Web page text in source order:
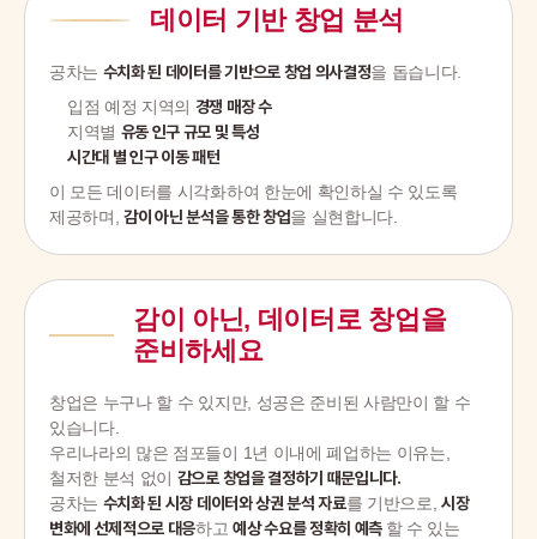
데이터 기반 창업 분석
공차는 수치화 된 데이터를 기반으로 창업 의사결정을 돕습니다.
입점 예정 지역의 경쟁 매장 수
지역별 유동 인구 규모 및 특성
시간대 별 인구 이동 패턴
이 모든 데이터를 시각화하여 한눈에 확인하실 수 있도록
제공하며,감이 아닌 분석을 통한 창업을 실현합니다.
감이 아닌, 데이터로 창업을
준비하세요
창업은 누구나 할 수 있지만, 성공은 준비된 사람만이 할 수
있습니다.
우리나라의 많은 점포들이 1년 이내에 폐업하는 이유는,
철저한 분석 없이 감으로 창업을 결정하기 때문입니다.
공차는 수치화 된 시장 데이터와 상권 분석 자료를 기반으로,시장
변화에 선제적으로 대응하고예상 수요를 정확히 예측 할 수 있는